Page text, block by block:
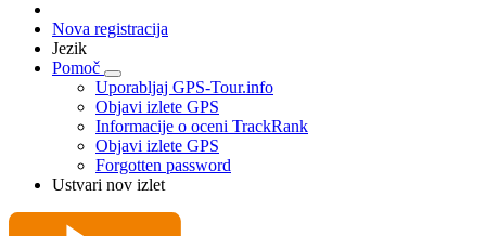
Nova registracija
Jezik
Pomoč
Uporabljaj GPS-Tour.info
Objavi izlete GPS
Informacije o oceni TrackRank
Objavi izlete GPS
Forgotten password
Ustvari nov izlet